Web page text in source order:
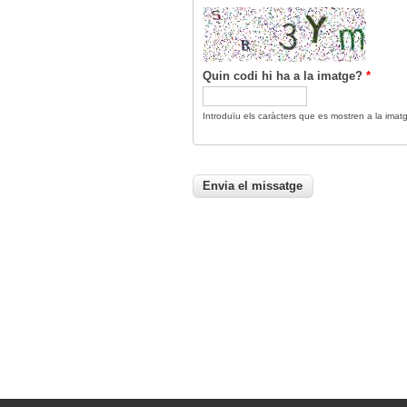
Quin codi hi ha a la imatge? *
Introduïu els caràcters que es mostren a la